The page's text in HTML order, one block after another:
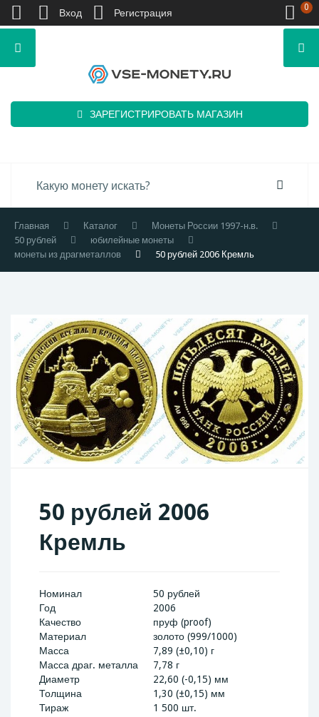
ЗАРЕГИСТРИРОВАТЬ МАГАЗИН
Главная Каталог
Монеты России 1997-н.в.
50 рублей
юбилейные монеты
монеты из драгметаллов
50 рублей 2006 Кремль
50 рублей 2006
Кремль
Номинал
50 рублей
Год
2006
Качество
пруф (proof)
Материал
золото (999/1000)
Масса
7,89 (±0,10) г
Масса драг. металла
7,78 г
Диаметр
22,60 (-0,15) мм
Толщина
1,30 (±0,15) мм
Тираж
1 500 шт.
Вход Регистрация 0